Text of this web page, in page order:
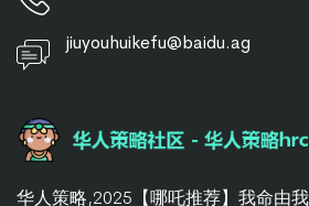
jiuyouhuikefu@baidu.ag
华人策略,2025【哪吒推荐】我命由